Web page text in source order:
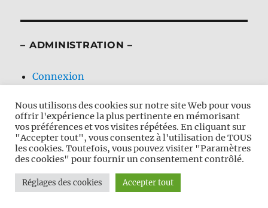
– ADMINISTRATION –
Connexion
Flux des commentaires
Site de WordPress-FR
Nos Calvaires en Avesnois
Fièrement propulsé par
WordPress
Nous utilisons des cookies sur notre site Web pour vous
offrir l'expérience la plus pertinente en mémorisant
vos préférences et vos visites répétées. En cliquant sur
"Accepter tout", vous consentez à l'utilisation de TOUS
les cookies. Toutefois, vous pouvez visiter "Paramètres
des cookies" pour fournir un consentement contrôlé.
Réglages des cookies Accepter tout